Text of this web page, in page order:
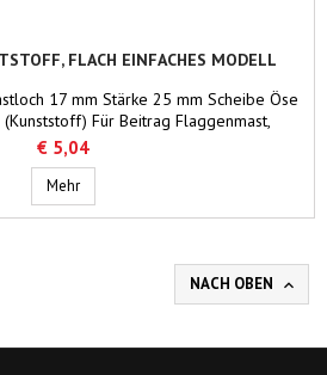
FLACH EINFACHES MODELL
17 mm Stärke 25 mm Scheibe Öse
Für Beitrag Flaggenmast,
(57.15.150 bis 57.15.300)
€ 5,04
MehrMastknopf, Kunststoff, flach
NACH OBEN 